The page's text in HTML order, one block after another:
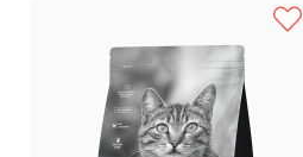
Энергетическая ценность на кг: